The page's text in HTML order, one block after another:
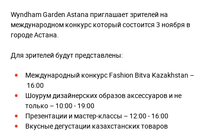
Wyndham Garden Astana приглашает зрителей на
международном конкурс который состоится 3 ноября в
городе Астана.
Для зрителей будут представлены:
Международный конкурс Fashion Bitva Kazakhstan –
16:00
Шоурум дизайнерских образов аксессуаров и не
только – 10:00 - 19:00
Презентации и мастер-классы – 12:00 - 16:00
Вкусные дегустации казахстанских товаров